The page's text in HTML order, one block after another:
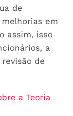
de
em
assim, isso
a
de
a Teoria